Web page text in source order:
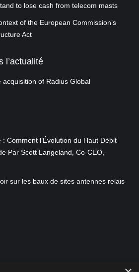
to lose cash from telecom masts
of the European Commission’s
Act
l’actualité
acquisition of Radius Global
Comment l’Évolution du Haut Débit
Par Scott Langeland, Co-CEO,
sur les baux de sites antennes relais